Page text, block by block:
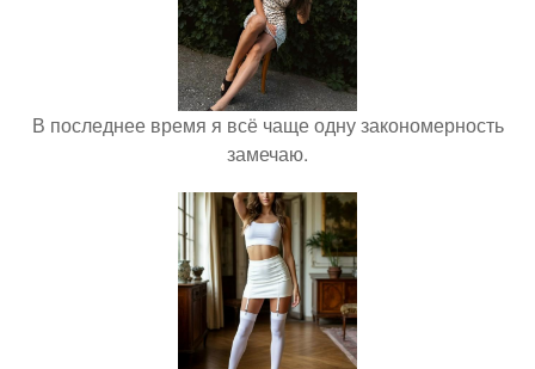
В последнее время я всё чаще одну закономерность
замечаю.